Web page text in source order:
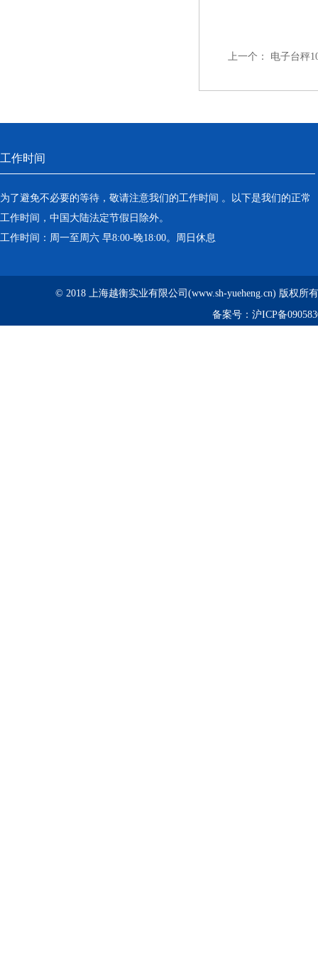
上一个： 电子台秤
工作时间
为了避免不必要的等待，敬请注意我们的工作时间 。以下是我们的正常
工作时间，中国大陆法定节假日除外。
工作时间：周一至周六 早8:00-晚18:00。周日休息
© 2018 上海越衡实业有限公司(www.sh-yueheng.cn) 版权所
备案号： 沪ICP备